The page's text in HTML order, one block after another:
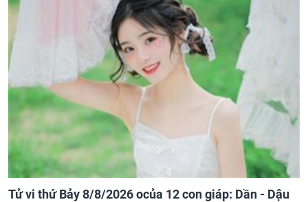
Tử vi thứ Bảy 8/8/2026 ocủa 12 con giáp: Dần - Dậu